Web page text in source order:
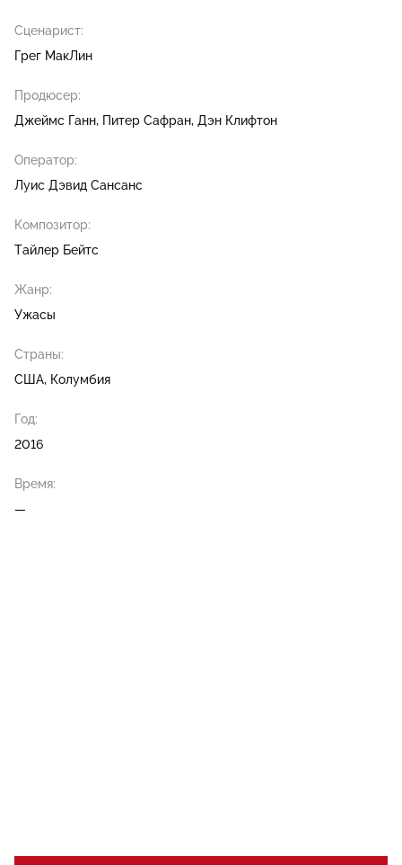
Сценарист:
Грег МакЛин
Продюсер:
Джеймс Ганн Питер Сафран Дэн Клифтон
Оператор:
Луис Дэвид Сансанс
Композитор:
Тайлер Бейтс
Жанр:
Ужасы
Страны:
США, Колумбия
Год:
2016
Время:
—